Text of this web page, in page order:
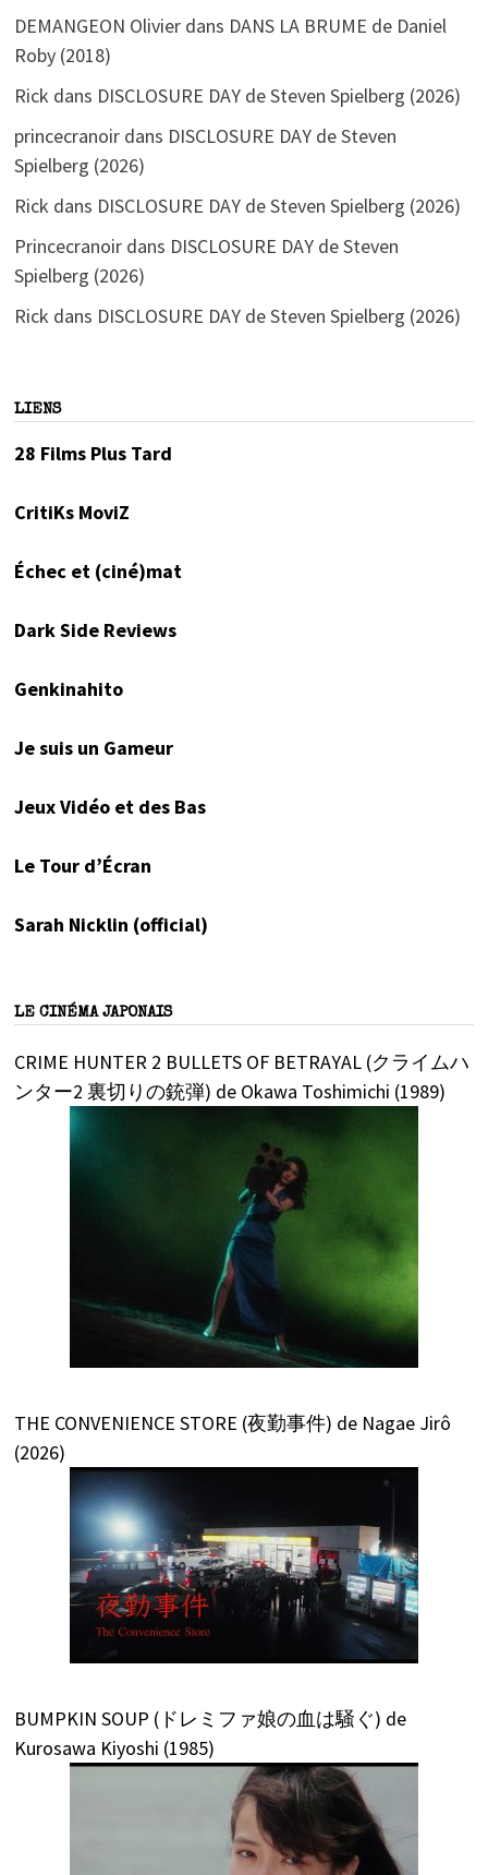
DEMANGEON Olivierdans DANS LA BRUME de Daniel
Roby (2018)
Rick dans DISCLOSURE DAY de Steven Spielberg (2026)
princecranoirdans DISCLOSURE DAY de Steven
Spielberg (2026)
Rick dans DISCLOSURE DAY de Steven Spielberg (2026)
Princecranoirdans DISCLOSURE DAY de Steven
Spielberg (2026)
Rick dans DISCLOSURE DAY de Steven Spielberg (2026)
LIENS
28 Films Plus Tard
CritiKs MoviZ
Échec et (ciné)mat
Dark Side Reviews
Genkinahito
Je suis un Gameur
Jeux Vidéo et des Bas
Le Tour d’Écran
Sarah Nicklin (official)
LE CINÉMA JAPONAIS
CRIME HUNTER 2 BULLETS OF BETRAYAL (クライムハ
ンター2 裏切りの銃弾) de Okawa Toshimichi (1989)
THE CONVENIENCE STORE (夜勤事件) de Nagae Jirô
(2026)
BUMPKIN SOUP (ドレミファ娘の血は騒ぐ) de
Kurosawa Kiyoshi (1985)